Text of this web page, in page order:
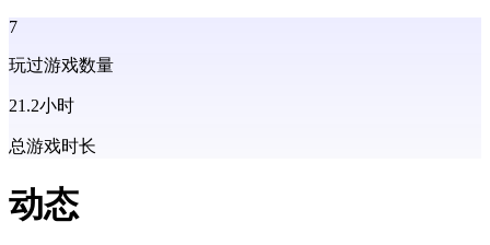
7
玩过游戏数量
21.2小时
总游戏时长
动态